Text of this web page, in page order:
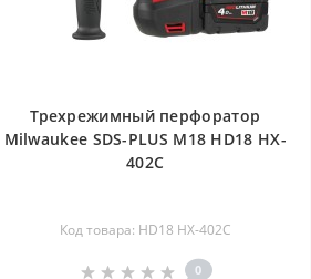
Трехрежимный перфоратор
Milwaukee SDS-PLUS М18 HD18 HX-
402C
Код товара: HD18 HX-402C
0